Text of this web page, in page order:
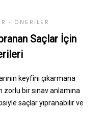
• ÖNERILER
Saçlar İçin
keyfini çıkarmana
zorlu bir sınav anlamına
saçlar yıpranabilir ve